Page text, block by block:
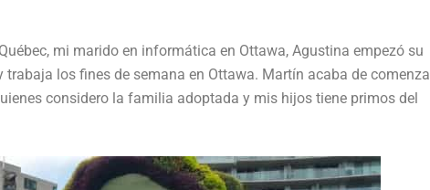
mi marido en informática en Ottawa, Agustina empezó su
los fines de semana en Ottawa. Martín acaba de
considero la familia adoptada y mis hijos tiene primos del